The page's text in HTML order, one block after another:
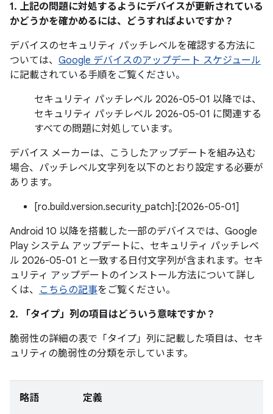
1. 上記の問題に対処するようにデバイスが更新されている
かどうかを確かめるには、どうすればよいですか？
デバイスのセキュリティ パッチレベルを確認する方法に
ついては、 Google デバイスのアップデート スケジュール
に記載されている手順をご覧ください。
セキュリティ パッチレベル 2026-05-01 以降では、
セキュリティ パッチレベル 2026-05-01 に関連する
すべての問題に対処しています。
デバイス メーカーは、こうしたアップデートを組み込む
場合、パッチレベル文字列を以下のとおり設定する必要が
あります。
[ro.build.version.security_patch]:[2026-05-01]
Android 10 以降を搭載した一部のデバイスでは、Google
Play システム アップデートに、セキュリティ パッチレベ
ル 2026-05-01 と一致する日付文字列が含まれます。セキ
ュリティ アップデートのインストール方法について詳し
くは、 こちらの記事をご覧ください。
2. 「タイプ」 列の項目はどういう意味ですか？
脆弱性の詳細の表で「タイプ」 列に記載した項目は、セキ
ュリティの脆弱性の分類を示しています。
略語 定義